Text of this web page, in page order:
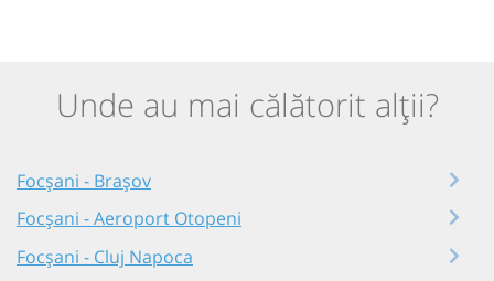
Unde au mai călătorit alții?
Focșani - Brașov
Focșani - Aeroport Otopeni
Focșani - Cluj Napoca